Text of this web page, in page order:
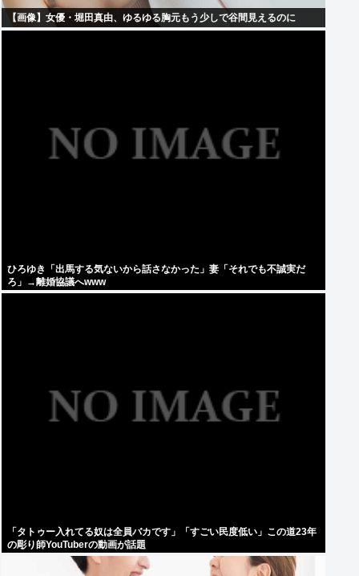
【画像】女優・堀田真由、ゆるゆる胸元もう少しで谷間見えるのに
ひろゆき「出馬する気ないから話さなかった」妻「それでも不誠実だ
ろ」→離婚協議へwww
「タトゥー入れてる奴は全員バカです」「すごい民度低い」この道23年
の彫り師YouTuberの動画が話題